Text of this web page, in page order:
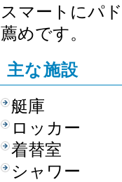
スマートにパ
薦めです。
主な施設
艇庫
ロッカー
着替室
シャワー